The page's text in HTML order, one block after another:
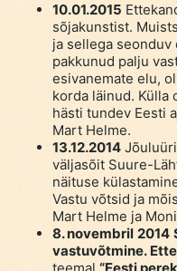
10.01.2015
sõjakunstist.
ja sellega seonduv
pakkunud palju
esivanemate elu,
korda läinud. Külla
hästi tundev Eesti
Mart Helme.
13.12.2014
väljasõit Suure-
näituse
Vastu võtsid ja
Mart Helme ja
8. novembril 2014
vastuvõtmine.
teemal“Eesti